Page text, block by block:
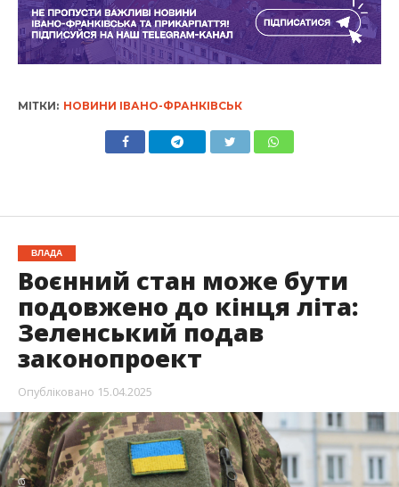
МІТКИ: НОВИНИ ІВАНО-ФРАНКІВСЬК
ВЛАДА
Воєнний стан може бути
подовжено до кінця літа:
Зеленський подав
законопроект
Опубліковано 15.04.2025